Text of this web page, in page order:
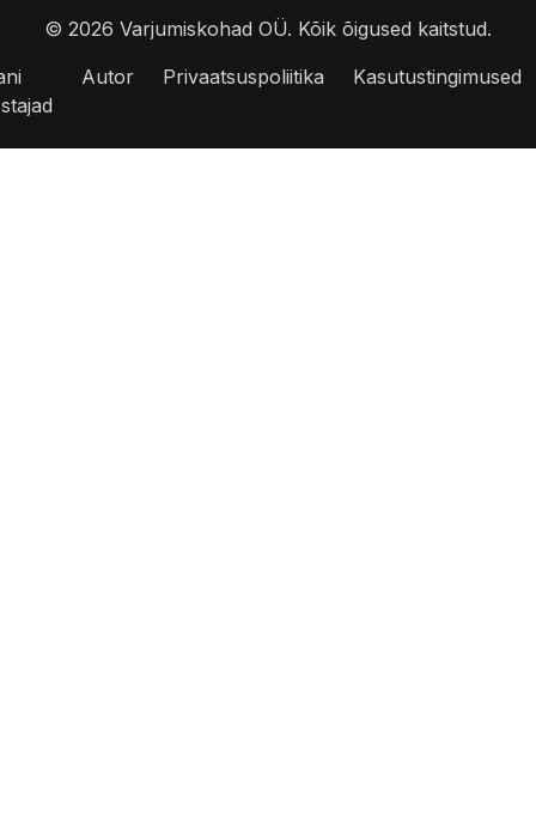
© 2026 Varjumiskohad OÜ. Kõik õigused kaitstud.
Autor Privaatsuspoliitika Kasutustingimused